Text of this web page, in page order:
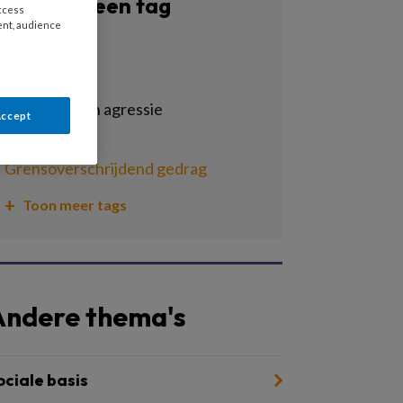
Filter op een tag
geweld en en agressie
gezinshulp
grensoverschrijdend gedrag
Toon meer tags
thema's
basis
audience